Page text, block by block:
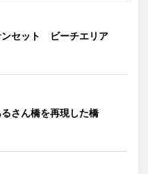
ンセット ビーチエリア
さん橋を再現した橋